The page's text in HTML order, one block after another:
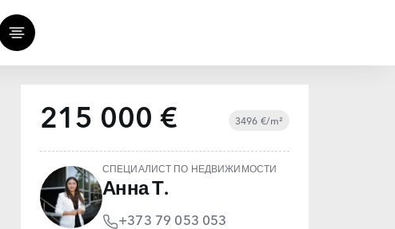
215 000 € 3496 €/m²
СПЕЦИАЛИСТ ПО НЕДВИЖИМОСТИ
Анна Т.
+373 79 053 053